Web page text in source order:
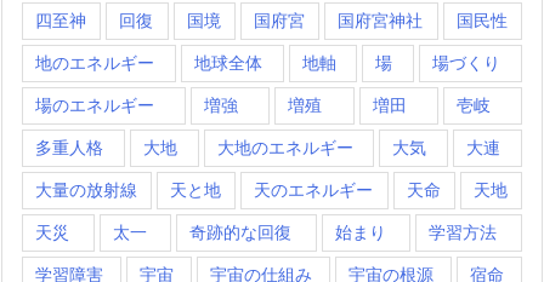
四至神 回復 国境 国府宮 国府宮神社 国民性
地のエネルギー 地球全体 地軸 場 場づくり
場のエネルギー 増強 増殖 増田 壱岐
多重人格 大地 大地のエネルギー 大気 大連
大量の放射線 天と地 天のエネルギー 天命 天地
天災 太一 奇跡的な回復 始まり 学習方法
学習障害 宇宙 宇宙の仕組み 宇宙の根源 宿命